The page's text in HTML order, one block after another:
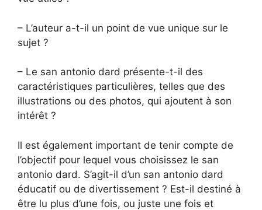
– L’auteur a-t-il un point de vue unique sur le
sujet ?
– Le san antonio dard présente-t-il des
caractéristiques particulières, telles que des
illustrations ou des photos, qui ajoutent à son
intérêt ?
Il est également important de tenir compte de
l’objectif pour lequel vous choisissez le san
antonio dard. S’agit-il d’un san antonio dard
éducatif ou de divertissement ? Est-il destiné à
être lu plus d’une fois, ou juste une fois et